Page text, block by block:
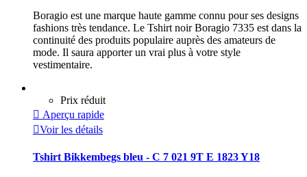
Boragio est une marque haute gamme connu pour ses designs
fashions très tendance. Le Tshirt noir Boragio 7335 est dans la
continuité des produits populaire auprès des amateurs de
mode. Il saura apporter un vrai plus à votre style
vestimentaire.
Prix réduit
 Aperçu rapide
Voir les détails
Tshirt Bikkembegs bleu - C 7 021 9T E 1823 Y18